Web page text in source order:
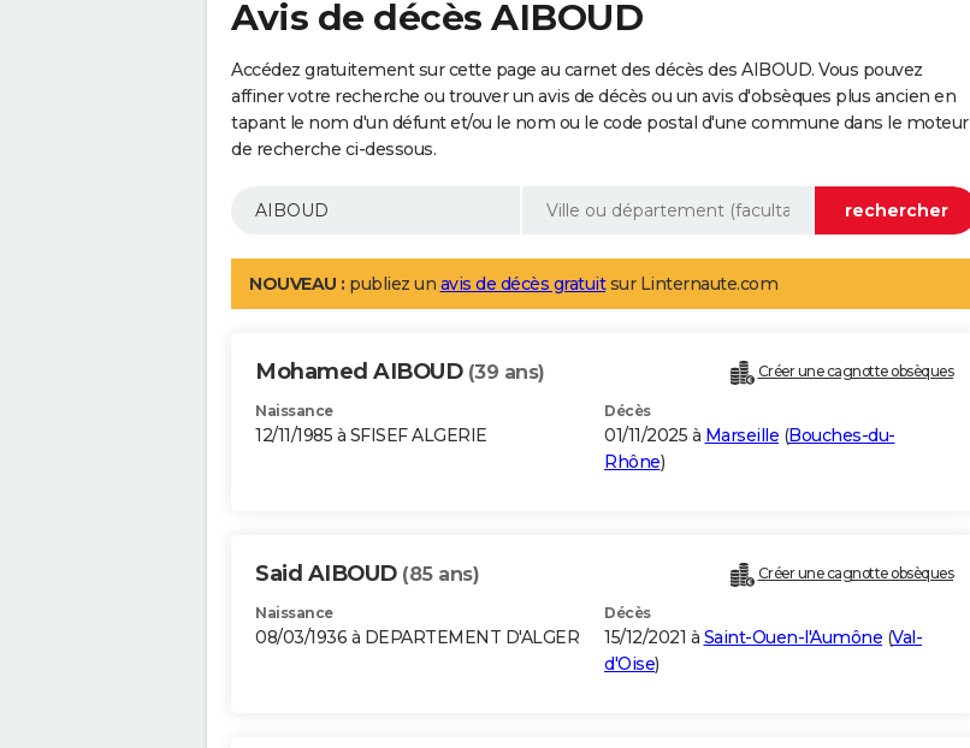
Avis de décès AIBOUD
Accédez gratuitement sur cette page au carnet des décès des AIBOUD. Vous pouvez
affiner votre recherche ou trouver un avis de décès ou un avis d'obsèques plus ancien en
tapant le nom d'un défunt et/ou le nom ou le code postal d'une commune dans le moteur
de recherche ci-dessous.
NOUVEAU : publiez un avis de décès gratuitsur Linternaute.com
Mohamed AIBOUD (39 ans) Créer une cagnotte obsèques
Naissance
12/11/1985 à SFISEF ALGERIE
Décès
01/11/2025 à Marseille (Bouches-du-
Rhône)
Said AIBOUD (85 ans) Créer une cagnotte obsèques
Naissance
08/03/1936 à DEPARTEMENT D'ALGER
Décès
15/12/2021 à Saint-Ouen-l'Aumône (Val-
d'Oise)